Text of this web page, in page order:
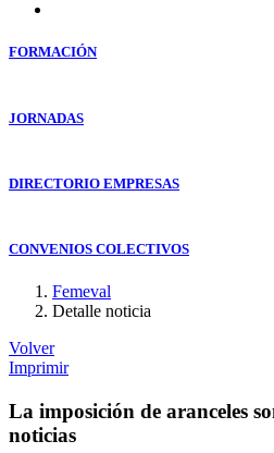
FORMACIÓN
JORNADAS
DIRECTORIO EMPRESAS
CONVENIOS COLECTIVOS
Femeval
Detalle noticia
Volver
Imprimir
La imposición de aranceles
noticias